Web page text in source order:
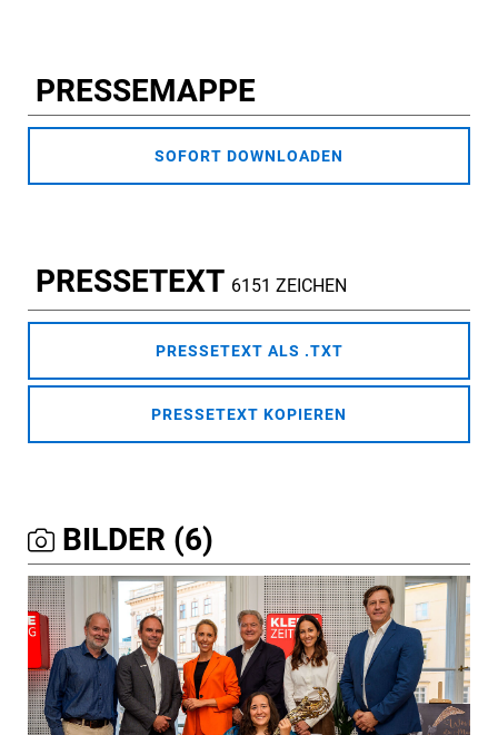
PRESSEMAPPE
SOFORT DOWNLOADEN
PRESSETEXT 6151 ZEICHEN
PRESSETEXT ALS .TXT
PRESSETEXT KOPIEREN
BILDER (6)